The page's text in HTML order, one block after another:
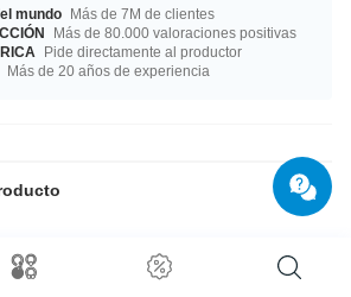
mundo Más de 7M de clientes
Más de 80.000 valoraciones positivas
Pide directamente al productor
Más de 20 años de experiencia